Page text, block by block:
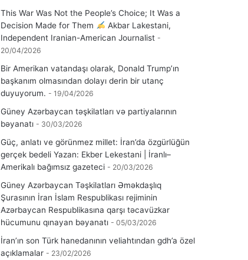
This War Was Not the People’s Choice; It Was a
Decision Made for Them
Akbar Lakestani,
Independent Iranian-American Journalist
20/04/2026
Bir Amerikan vatandaşı olarak, Donald Trump’ın
başkanım olmasından dolayı derin bir utanç
duyuyorum.
19/04/2026
Güney Azərbaycan təşkilatları və partiyalarının
bəyanatı
30/03/2026
Güç, anlatı ve görünmez millet: İran’da özgürlüğün
gerçek bedeli Yazan: Ekber Lekestani | İranlı–
Amerikalı bağımsız gazeteci
20/03/2026
Güney Azərbaycan Təşkilatları Əməkdaşlıq
Şurasının İran İslam Respublikası rejiminin
Azərbaycan Respublikasına qarşı təcavüzkar
hücumunu qınayan bəyanatı
05/03/2026
İran’ın son Türk hanedanının veliahtından gdh’a özel
açıklamalar
23/02/2026